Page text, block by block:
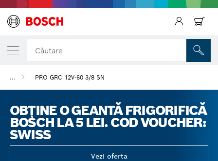
Căutare
... PRO GRC 12V-60 3/8 SN
OBȚINE O GEANTĂ FRIGORIFICĂ
BOSCH LA 5 LEI. COD VOUCHER:
SWISS
Vezi oferta